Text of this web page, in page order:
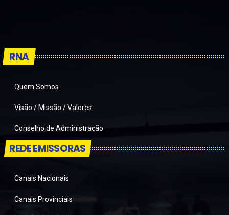
RNA
Quem Somos
Visão / Missão / Valores
Conselho de Administração
REDE EMISSORAS
Canais Nacionais
Canais Provinciais